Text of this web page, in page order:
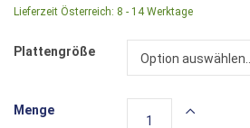
Lieferzeit Österreich: 8 - 14 Werktage
Plattengröße Option auswählen...
Menge